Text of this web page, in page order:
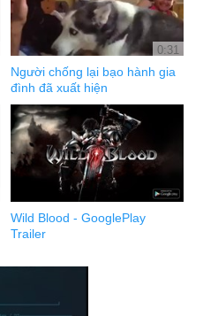
0:31
Người chống lại bạo hành gia
đình đã xuất hiện
Wild Blood - GooglePlay
Trailer